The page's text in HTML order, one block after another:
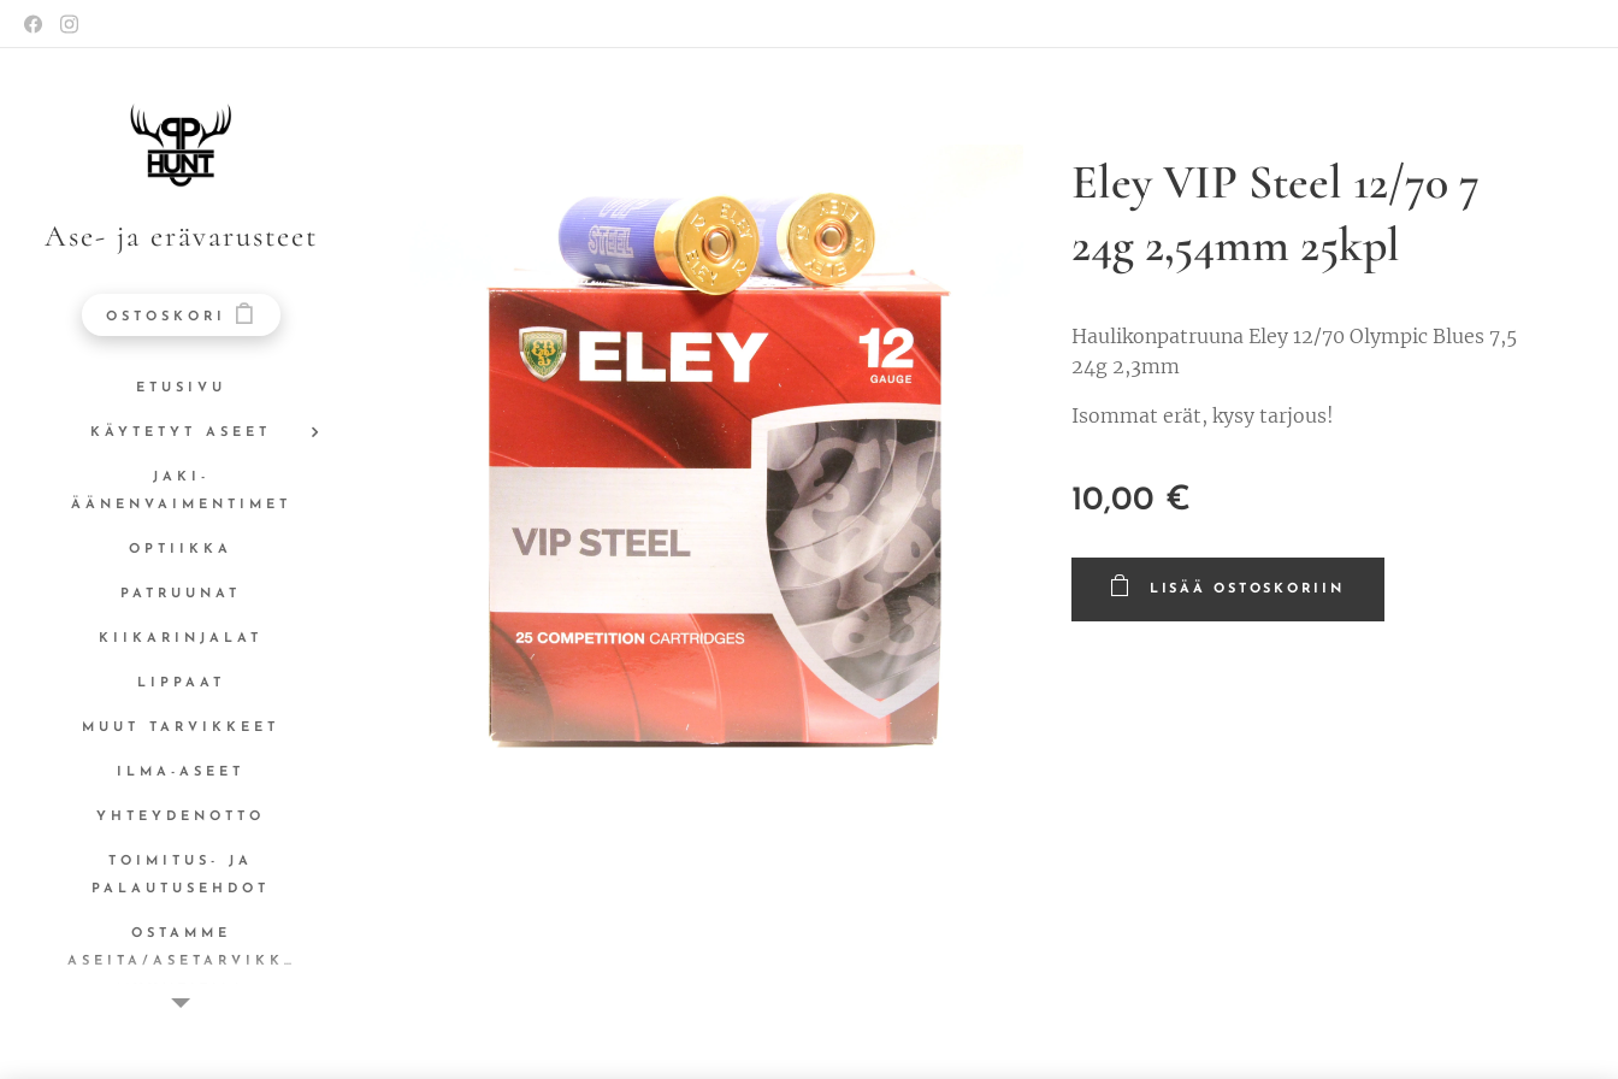
Ase- ja erävarusteet
OSTOSKORI
ETUSIVU
KÄYTETYT ASEET
JAKI-
ÄÄNENVAIMENTIMET
OPTIIKKA
PATRUUNAT
KIIKARINJALAT
LIPPAAT
MUUT TARVIKKEET
ILMA-ASEET
YHTEYDENOTTO
TOIMITUS- JA
PALAUTUSEHDOT
OSTAMME
ASEITA/ASETARVIKKEITA
Eley VIP Steel 12/70 7
24g 2,54mm 25kpl
Haulikonpatruuna Eley 12/70 Olympic Blues 7,5
24g 2,3mm
Isommat erät, kysy tarjous!
10,00 €
LISÄÄ OSTOSKORIIN